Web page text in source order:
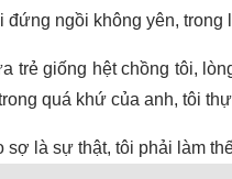
đứng ngồi không yên, trong
trẻ giống hệt chồng tôi,
quá khứ của anh, tôi
sợ là sự thật, tôi phải làm